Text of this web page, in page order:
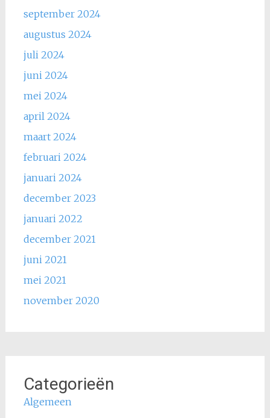
september 2024
augustus 2024
juli 2024
juni 2024
mei 2024
april 2024
maart 2024
februari 2024
januari 2024
december 2023
januari 2022
december 2021
juni 2021
mei 2021
november 2020
Categorieën
Algemeen